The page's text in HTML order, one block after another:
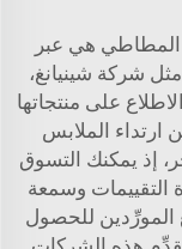
هي عبر
شركة شينيانغ،
على منتجاتها
ارتداء الملابس
إذ يمكنك التسوق
التقييمات وسمعة
المورِّدين للحصول